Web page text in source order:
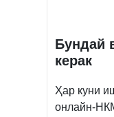
Бундай
керак
Ҳар куни
онлайн-